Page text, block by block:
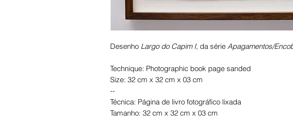
Desenho Largo do Capim I, da série Apagamentos/
Technique: Photographic book page sanded
Size: 32 cm x 32 cm x 03 cm
--
Técnica: Página de livro fotográfico lixada
Tamanho: 32 cm x 32 cm x 03 cm